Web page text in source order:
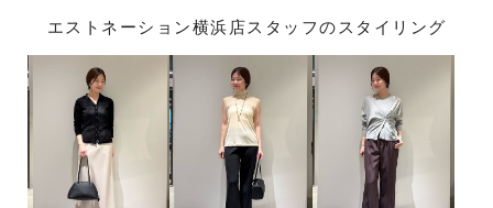
エストネーション横浜店スタッフのスタイリング